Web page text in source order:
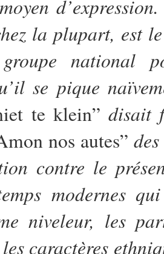
la plupart, est
national
se pique
te klein” disait
nos autes”
contre le
modernes
niveleur, les
caractères